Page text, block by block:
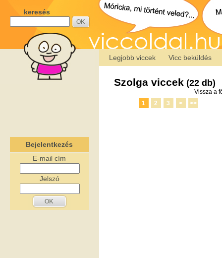
keresés
Legjobb viccek Vicc beküldés
Bejelentkezés
E-mail cím
Jelszó
Szolga viccek (22 db)
Vissza a
1
2 3 > >>